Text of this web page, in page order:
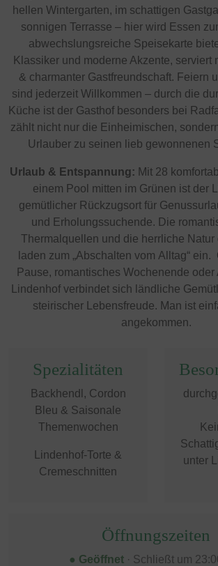
hellen Wintergarten, im schattigen
sonnigen Terrasse – hier wird Essen
abwechslungsreiche Speisekarte
Klassiker und moderne Akzente, serviert
& charmanter Gastfreundschaft. Feiern
sind jederzeit Willkommen – durch die
Küche ist der Gasthof besonders bei
zählt nicht nur die Einheimischen,
Urlauber zu seinen lieb gewonnenen
Urlaub & Entspannung: Mit 28
einem Pool mitten im Grünen ist der
gemütlicher Rückzugsort für
und Erholungssuchende. Die
Thermalquellen und die herrliche Natur
laden zum „Abschalten vom Alltag“
Pause, romantisches Wochenende oder
Lindenhof verbindet sich ländliche
steirischer Lebensfreude. Man ist
angekommen.
Spezialitäten
Backhendl, Cordon
Bleu & Saisonale
Themenwochen
Lindenhof-Torte &
Cremeschnitten
unter
Öffnungszeiten
● Geöffnet · Schließt um